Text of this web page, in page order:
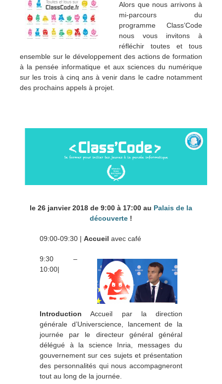
Alors que nous arrivons à
mi-parcours du
programme Class’Code
nous vous invitons à
réfléchir toutes et tous
ensemble sur le développement des actions de formation
à la pensée informatique et aux sciences du numérique
sur les trois à cinq ans à venir dans le cadre notamment
des prochains appels à projet.
le 26 janvier 2018 de 9:00 à 17:00 au Palais de la
découverte !
09:00-09:30 | Accueil avec café
9:30 –
10:00|
Introduction Accueil par la direction
générale d’Universcience, lancement de la
journée par le directeur général général
délégué à la science Inria, messages du
gouvernement sur ces sujets et présentation
des personnalités qui nous accompagneront
tout au long de la journée.